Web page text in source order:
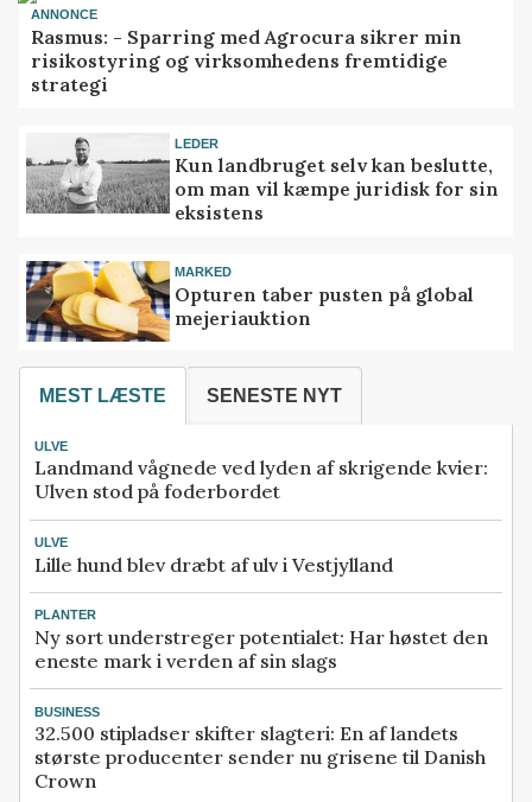
ANNONCE
Rasmus: - Sparring med Agrocura sikrer min
risikostyring og virksomhedens fremtidige
strategi
LEDER
Kun landbruget selv kan beslutte,
om man vil kæmpe juridisk for sin
eksistens
MARKED
Opturen taber pusten på global
mejeriauktion
MEST LÆSTE SENESTE NYT
ULVE
Landmand vågnede ved lyden af skrigende kvier:
Ulven stod på foderbordet
ULVE
Lille hund blev dræbt af ulv i Vestjylland
PLANTER
Ny sort understreger potentialet: Har høstet den
eneste mark i verden af sin slags
BUSINESS
32.500 stipladser skifter slagteri: En af landets
største producenter sender nu grisene til Danish
Crown